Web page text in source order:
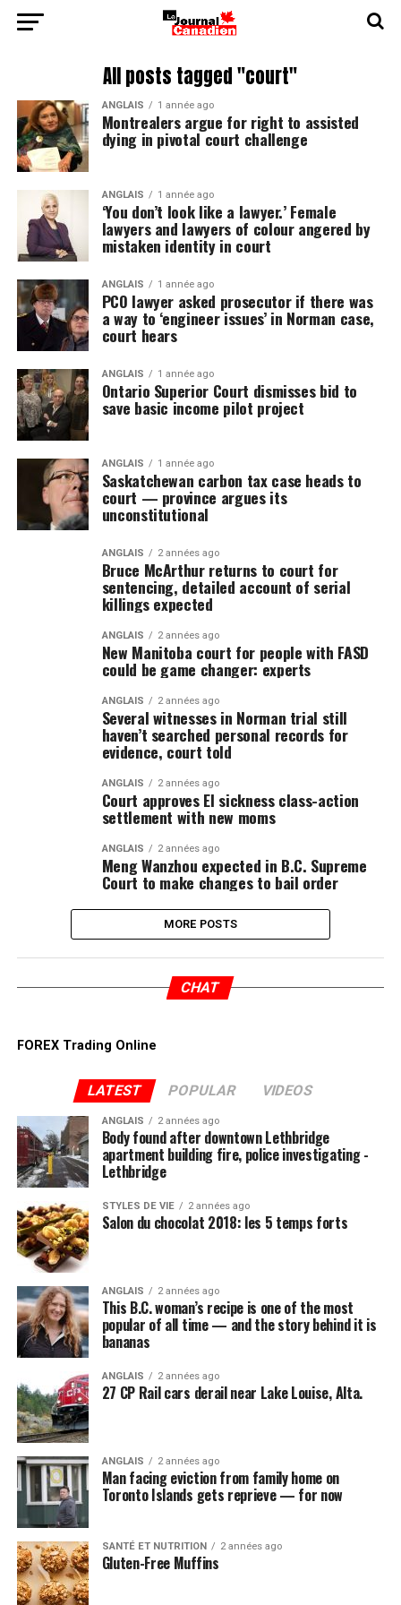
All posts tagged "court"
ANGLAIS 1 année ago
Montrealers argue for right to assisted
dying in pivotal court challenge
ANGLAIS 1 année ago
‘You don’t look like a lawyer.’ Female
lawyers and lawyers of colour angered by
mistaken identity in court
ANGLAIS 1 année ago
PCO lawyer asked prosecutor if there was
a way to ‘engineer issues’ in Norman case,
court hears
ANGLAIS 1 année ago
Ontario Superior Court dismisses bid to
save basic income pilot project
ANGLAIS 1 année ago
Saskatchewan carbon tax case heads to
court — province argues its
unconstitutional
ANGLAIS 2 années ago
Bruce McArthur returns to court for
sentencing, detailed account of serial
killings expected
ANGLAIS 2 années ago
New Manitoba court for people with FASD
could be game changer: experts
ANGLAIS 2 années ago
Several witnesses in Norman trial still
haven’t searched personal records for
evidence, court told
ANGLAIS 2 années ago
Court approves EI sickness class-action
settlement with new moms
ANGLAIS 2 années ago
Meng Wanzhou expected in B.C. Supreme
Court to make changes to bail order
MORE POSTS
CHAT
FOREX Trading Online
LATEST POPULAR VIDEOS
ANGLAIS 2 années ago
Body found after downtown Lethbridge
apartment building fire, police investigating -
Lethbridge
STYLES DE VIE 2 années ago
Salon du chocolat 2018: les 5 temps forts
ANGLAIS 2 années ago
This B.C. woman’s recipe is one of the most
popular of all time — and the story behind it is
bananas
ANGLAIS 2 années ago
27 CP Rail cars derail near Lake Louise, Alta.
ANGLAIS 2 années ago
Man facing eviction from family home on
Toronto Islands gets reprieve — for now
SANTÉ ET NUTRITION 2 années ago
Gluten-Free Muffins